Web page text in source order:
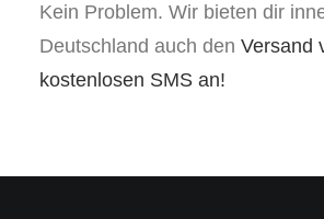
Kein Problem. Wir bieten dir
Deutschland auch den Versand
kostenlosen SMS an!